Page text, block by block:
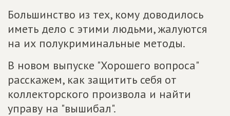
Большинство из тех, кому доводилось
иметь дело с этими людьми, жалуются
на их полукриминальные методы.
В новом выпуске "Хорошего вопроса"
расскажем, как защитить себя от
коллекторского произвола и найти
управу на "вышибал".